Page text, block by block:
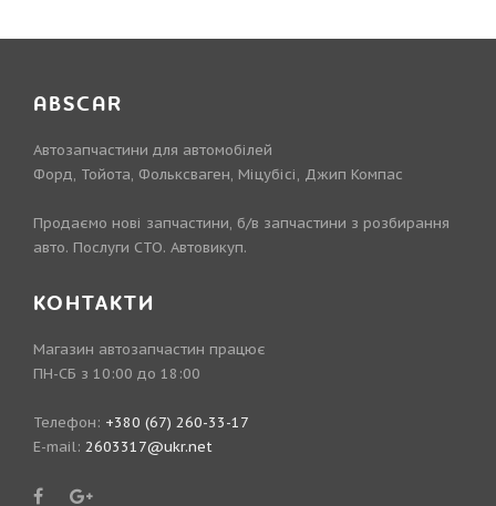
ABSCAR
Автозапчастини для автомобілей
Форд, Тойота, Фольксваген, Міцубісі, Джип Компас
Продаємо нові запчастини, б/в запчастини з розбирання
авто. Послуги СТО. Автовикуп.
КОНТАКТИ
Магазин автозапчастин працює
ПН-СБ з 10:00 до 18:00
Телефон: +380 (67) 260-33-17
E-mail: 2603317@ukr.net